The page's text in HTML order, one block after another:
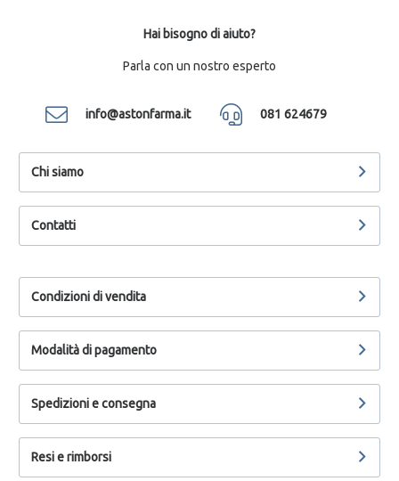
Hai bisogno di aiuto?
Parla con un nostro esperto
info@astonfarma.it 081 624679
Chi siamo
Contatti
Condizioni di vendita
Modalità di pagamento
Spedizioni e consegna
Resi e rimborsi